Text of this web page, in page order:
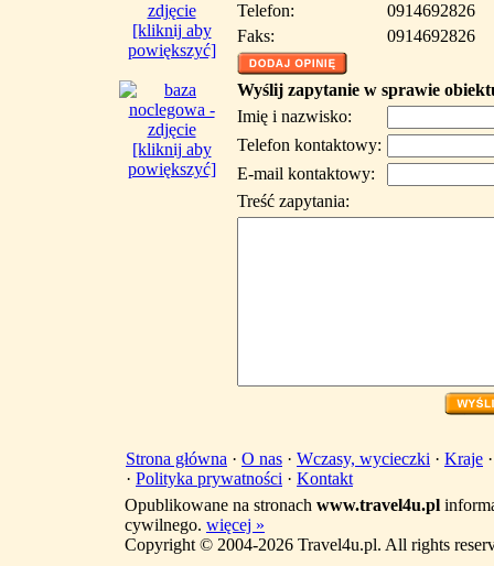
[kliknij aby
powiększyć]
[kliknij aby
powiększyć]
Telefon:
0914692826
Faks:
0914692826
Wyślij zapytanie w sprawie
Imię i nazwisko:
Telefon kontaktowy:
E-mail kontaktowy:
Treść zapytania:
Strona główna · O nas · Wczasy, wycieczki · Kraje
· Polityka prywatności · Kontakt
Opublikowane na stronach www.travel4u.pl
cywilnego. więcej »
Copyright © 2004-2026 Travel4u.pl. All rights